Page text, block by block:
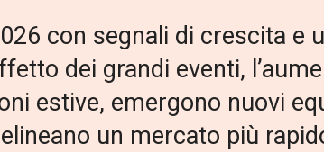
con segnali di crescita e
dei grandi eventi,
estive, emergono nuovi
un mercato più